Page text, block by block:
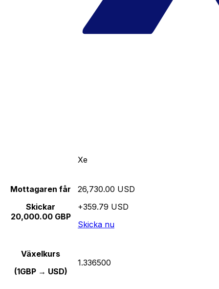
Xe
Mottagaren får
Skickar
20,000.00 GBP
26,730.00 USD
+359.79 USD
Skicka nu
Växelkurs
(1GBP → USD)
1.336500